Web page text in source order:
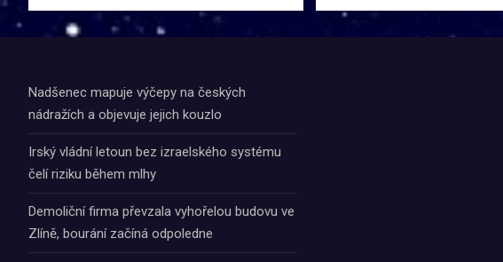
Nadšenec mapuje výčepy na českých
nádražích a objevuje jejich kouzlo
Irský vládní letoun bez izraelského systému
čelí riziku během mlhy
Demoliční firma převzala vyhořelou budovu ve
Zlíně, bourání začíná odpoledne